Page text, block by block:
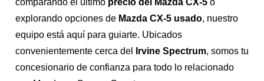
explorando opciones de Mazda CX-5 usado, nuestro
equipo está aquí para guiarte. Ubicados
convenientemente cerca del
Irvine Spectrum, somos tu
concesionario de confianza para todo lo relacionado